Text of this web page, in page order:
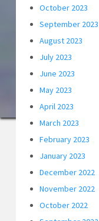
October 2023
September 2023
August 2023
July 2023
June 2023
May 2023
April 2023
March 2023
February 2023
January 2023
December 2022
November 2022
October 2022